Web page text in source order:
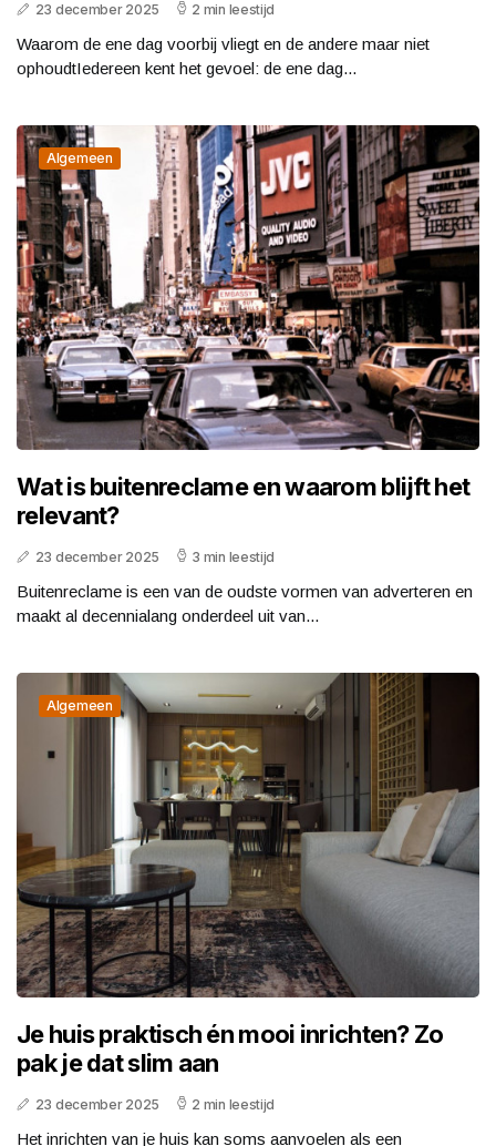
23 december 2025 2 min leestijd
Waarom de ene dag voorbij vliegt en de andere maar niet
ophoudtIedereen kent het gevoel: de ene dag...
Algemeen
Wat is buitenreclame en waarom blijft het
relevant?
23 december 2025 3 min leestijd
Buitenreclame is een van de oudste vormen van adverteren en
maakt al decennialang onderdeel uit van...
Algemeen
Je huis praktisch én mooi inrichten? Zo
pak je dat slim aan
23 december 2025 2 min leestijd
Het inrichten van je huis kan soms aanvoelen als een